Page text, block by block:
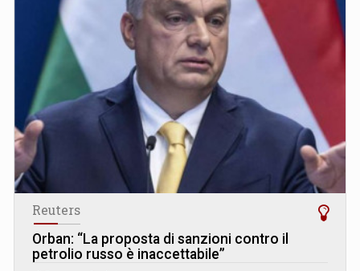
Reuters
Orban: “La proposta di sanzioni contro il
petrolio russo è inaccettabile”